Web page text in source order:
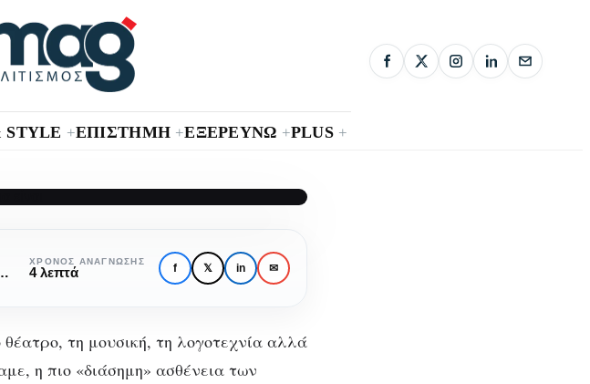
+ΕΠΙΣΤΗΜΗ +ΕΞΕΡΕΥΝΩ +PLUS +
Μύθοι και
2018
ΧΡΌΝΟΣ ΑΝΆΓΝΩΣΗΣ
4 λεπτά f 𝕏 in ✉
θέατρο, τη μουσική, τη λογοτεχνία αλλά
η πιο «διάσημη» ασθένεια των